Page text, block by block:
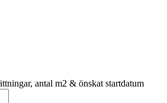
antal m2 & önskat startdatum